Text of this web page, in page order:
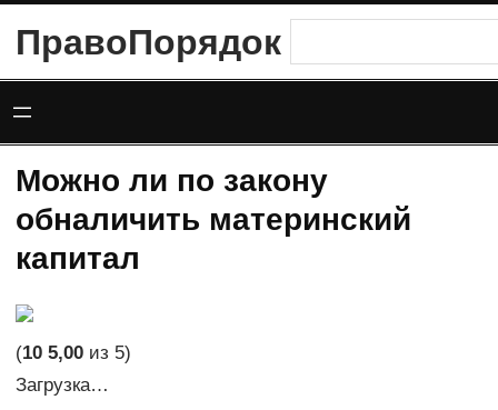
содержимому
ПравоПорядок
Можно ли по закону
обналичить материнский
капитал
(10 5,00из 5)
Загрузка…